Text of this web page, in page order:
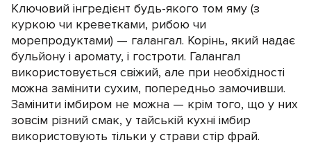
Ключовий інгредієнт будь-якого том яму (з
куркою чи креветками, рибою чи
морепродуктами) — галангал. Корінь, який надає
бульйону і аромату, і гостроти. Галангал
використовується свіжий, але при необхідності
можна замінити сухим, попередньо замочивши.
Замінити імбиром не можна — крім того, що у них
зовсім різний смак, у тайській кухні імбир
використовують тільки у страви стір фрай.